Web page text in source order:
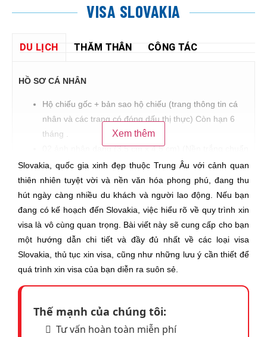
VISA SLOVAKIA
DU LỊCH THĂM THÂN CÔNG TÁC
HỒ SƠ CÁ NHÂN
Hộ chiếu gốc + bản sao hộ chiếu (trang thông tin cá
nhân và các trang có đóng dấu thị thực) Còn hạn 6
tháng .
02 ảnh nhận dạng (3.5 cm x 4.5 cm) (Nền trắng chuẩn
quốc tế)
Các hộ chiếu cũ và thị thực Schengen đã từng được
cấp (nếu có) (Bản sao)
Sổ hộ khẩu, Chứng minh nhân dân Bản sao
Giấy khai sinh (Bản sao)
Giấy chứng nhận kết hôn hoặc ly hôn (nếu có) (Bản
sao)
HỒ SƠ CÔNG VIỆC
Bảng lương 3 tháng hoặc sao kê lương 3 tháng gần
nhất
Xem thêm
Slovakia, quốc gia xinh đẹp thuộc Trung Âu với cảnh quan
thiên nhiên tuyệt vời và nền văn hóa phong phú, đang thu
hút ngày càng nhiều du khách và người lao động. Nếu bạn
đang có kế hoạch đến Slovakia, việc hiểu rõ về quy trình xin
visa là vô cùng quan trọng. Bài viết này sẽ cung cấp cho bạn
một hướng dẫn chi tiết và đầy đủ nhất về các loại visa
Slovakia, thủ tục xin visa, cũng như những lưu ý cần thiết để
quá trình xin visa của bạn diễn ra suôn sẻ.
Thế mạnh của chúng tôi:
Tư vấn hoàn toàn miễn phí